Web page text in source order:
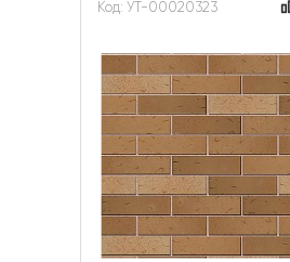
Код: УТ-00020323